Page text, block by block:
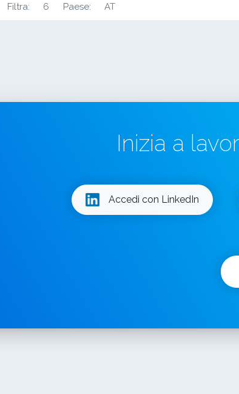
Filtra: 6 Paese: AT
Inizia a
Accedi con LinkedIn